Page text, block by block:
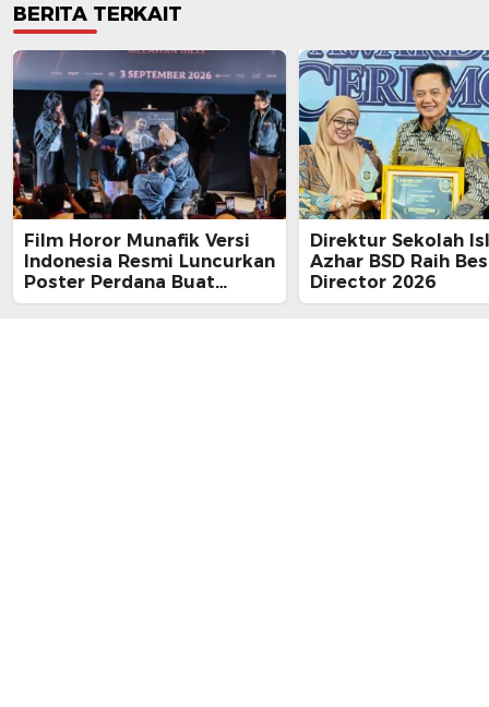
BERITA TERKAIT
Film Horor Munafik Versi
Indonesia Resmi Luncurkan
Poster Perdana Buat
Kesan Spiritual Religi
Direktur Sekolah
Azhar BSD Raih
Director 2026